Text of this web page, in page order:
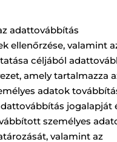
adattovábbítás
ellenőrzése, valamint
céljából
amely tartalmazza
adatok
jogalapját
személyes
valamint az